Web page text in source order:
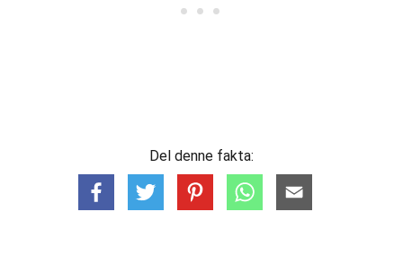
Del denne fakta: